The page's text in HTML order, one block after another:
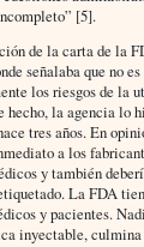
[5].
de la carta de la
señalaba que no
los riesgos de la
hecho, la agencia lo
tres años. En
a los
y también
La FDA
y pacientes.
inyectable,